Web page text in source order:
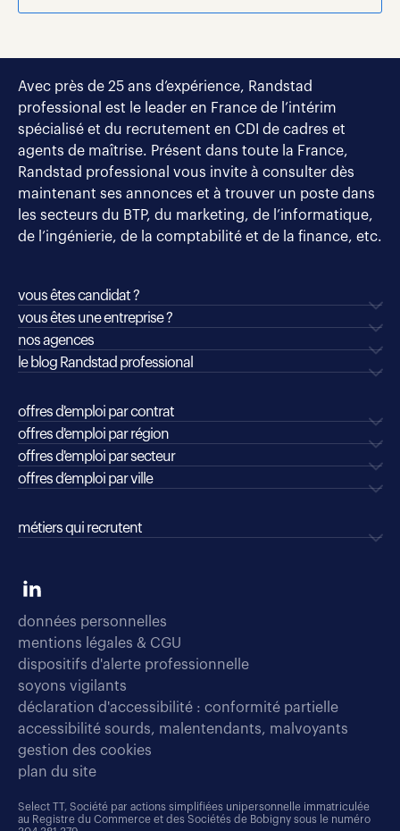
Avec près de 25 ans d’expérience, Randstad
professional est le leader en France de l’intérim
spécialisé et du recrutement en CDI de cadres et
agents de maîtrise. Présent dans toute la France,
Randstad professional vous invite à consulter dès
maintenant ses annonces et à trouver un poste dans
les secteurs du BTP, du marketing, de l’informatique,
de l’ingénierie, de la comptabilité et de la finance, etc.
vous êtes candidat ?
vous êtes une entreprise ?
nos agences
le blog Randstad professional
offres d'emploi par contrat
offres d'emploi par région
offres d'emploi par secteur
offres d’emploi par ville
métiers qui recrutent
données personnelles
mentions légales & CGU
dispositifs d'alerte professionnelle
soyons vigilants
déclaration d'accessibilité : conformité partielle
accessibilité sourds, malentendants, malvoyants
gestion des cookies
plan du site
Select TT, Société par actions simplifiées unipersonnelle immatriculée
au Registre du Commerce et des Sociétés de Bobigny sous le numéro